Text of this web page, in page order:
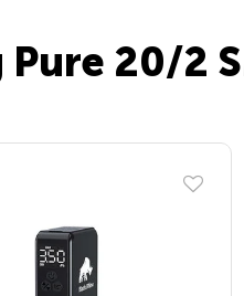
Pure 20/2